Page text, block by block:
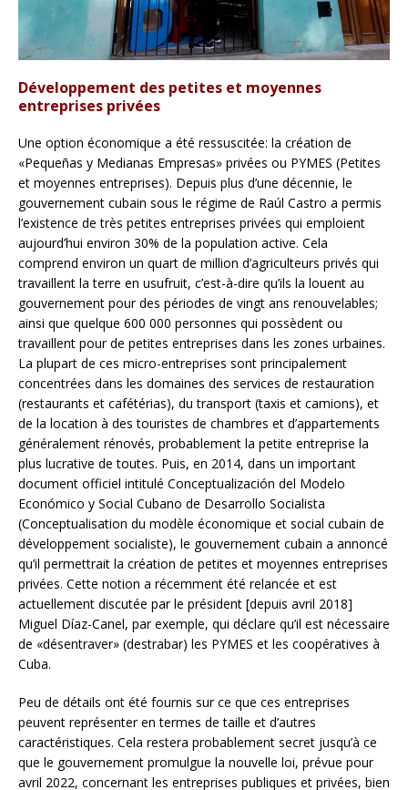
Développement des petites et moyennes
entreprises privées
Une option économique a été ressuscitée: la création de
«Pequeñas y Medianas Empresas» privées ou PYMES (Petites
et moyennes entreprises). Depuis plus d’une décennie, le
gouvernement cubain sous le régime de Raúl Castro a permis
l’existence de très petites entreprises privées qui emploient
aujourd’hui environ 30% de la population active. Cela
comprend environ un quart de million d’agriculteurs privés qui
travaillent la terre en usufruit, c’est-à-dire qu’ils la louent au
gouvernement pour des périodes de vingt ans renouvelables;
ainsi que quelque 600 000 personnes qui possèdent ou
travaillent pour de petites entreprises dans les zones urbaines.
La plupart de ces micro-entreprises sont principalement
concentrées dans les domaines des services de restauration
(restaurants et cafétérias), du transport (taxis et camions), et
de la location à des touristes de chambres et d’appartements
généralement rénovés, probablement la petite entreprise la
plus lucrative de toutes. Puis, en 2014, dans un important
document officiel intitulé Conceptualización del Modelo
Económico y Social Cubano de Desarrollo Socialista
(Conceptualisation du modèle économique et social cubain de
développement socialiste), le gouvernement cubain a annoncé
qu’il permettrait la création de petites et moyennes entreprises
privées. Cette notion a récemment été relancée et est
actuellement discutée par le président [depuis avril 2018]
Miguel Díaz-Canel, par exemple, qui déclare qu’il est nécessaire
de «désentraver» (destrabar) les PYMES et les coopératives à
Cuba.
Peu de détails ont été fournis sur ce que ces entreprises
peuvent représenter en termes de taille et d’autres
caractéristiques. Cela restera probablement secret jusqu’à ce
que le gouvernement promulgue la nouvelle loi, prévue pour
avril 2022, concernant les entreprises publiques et privées, bien